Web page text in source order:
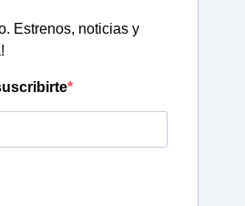
Estrenos, noticias y